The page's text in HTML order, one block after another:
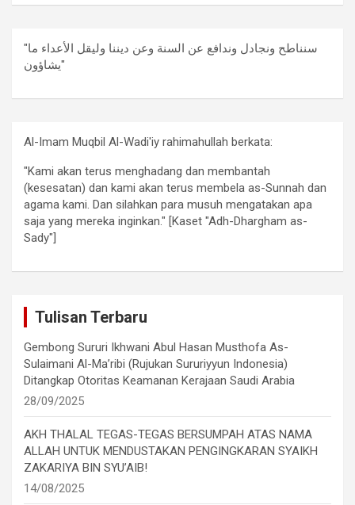
"سنناطح ونجادل وندافع عن السنة وعن ديننا وليقل الأعداء ما
يشاؤون"
Al-Imam Muqbil Al-Wadi'iy rahimahullah berkata:
"Kami akan terus menghadang dan membantah
(kesesatan) dan kami akan terus membela as-Sunnah dan
agama kami. Dan silahkan para musuh mengatakan apa
saja yang mereka inginkan." [Kaset "Adh-Dhargham as-
Sady"]
Tulisan Terbaru
Gembong Sururi Ikhwani Abul Hasan Musthofa As-
Sulaimani Al-Ma’ribi (Rujukan Sururiyyun Indonesia)
Ditangkap Otoritas Keamanan Kerajaan Saudi Arabia
28/09/2025
AKH THALAL TEGAS-TEGAS BERSUMPAH ATAS NAMA
ALLAH UNTUK MENDUSTAKAN PENGINGKARAN SYAIKH
ZAKARIYA BIN SYU’AIB!
14/08/2025